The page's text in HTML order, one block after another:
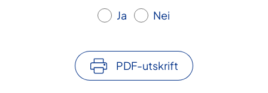
Ja Nei
PDF-utskrift